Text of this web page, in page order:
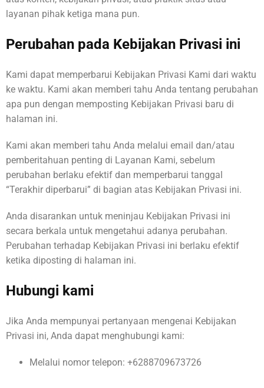
layanan pihak ketiga mana pun.
Perubahan pada Kebijakan Privasi ini
Kami dapat memperbarui Kebijakan Privasi Kami dari waktu
ke waktu. Kami akan memberi tahu Anda tentang perubahan
apa pun dengan memposting Kebijakan Privasi baru di
halaman ini.
Kami akan memberi tahu Anda melalui email dan/atau
pemberitahuan penting di Layanan Kami, sebelum
perubahan berlaku efektif dan memperbarui tanggal
“Terakhir diperbarui” di bagian atas Kebijakan Privasi ini.
Anda disarankan untuk meninjau Kebijakan Privasi ini
secara berkala untuk mengetahui adanya perubahan.
Perubahan terhadap Kebijakan Privasi ini berlaku efektif
ketika diposting di halaman ini.
Hubungi kami
Jika Anda mempunyai pertanyaan mengenai Kebijakan
Privasi ini, Anda dapat menghubungi kami:
Melalui nomor telepon: +6288709673726